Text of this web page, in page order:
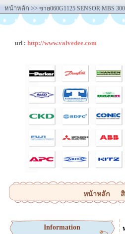
หน้าหลัก >> ขาย060G1125 SENSOR MBS
url : http://www.valvedee.com
หน้าหลัก
Information